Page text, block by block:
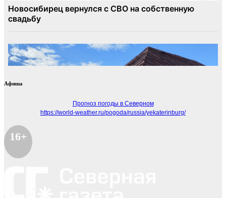
Афиша
Прогноз погоды в Северном
https://world-weather.ru/pogoda/russia/yekaterinburg/
16+